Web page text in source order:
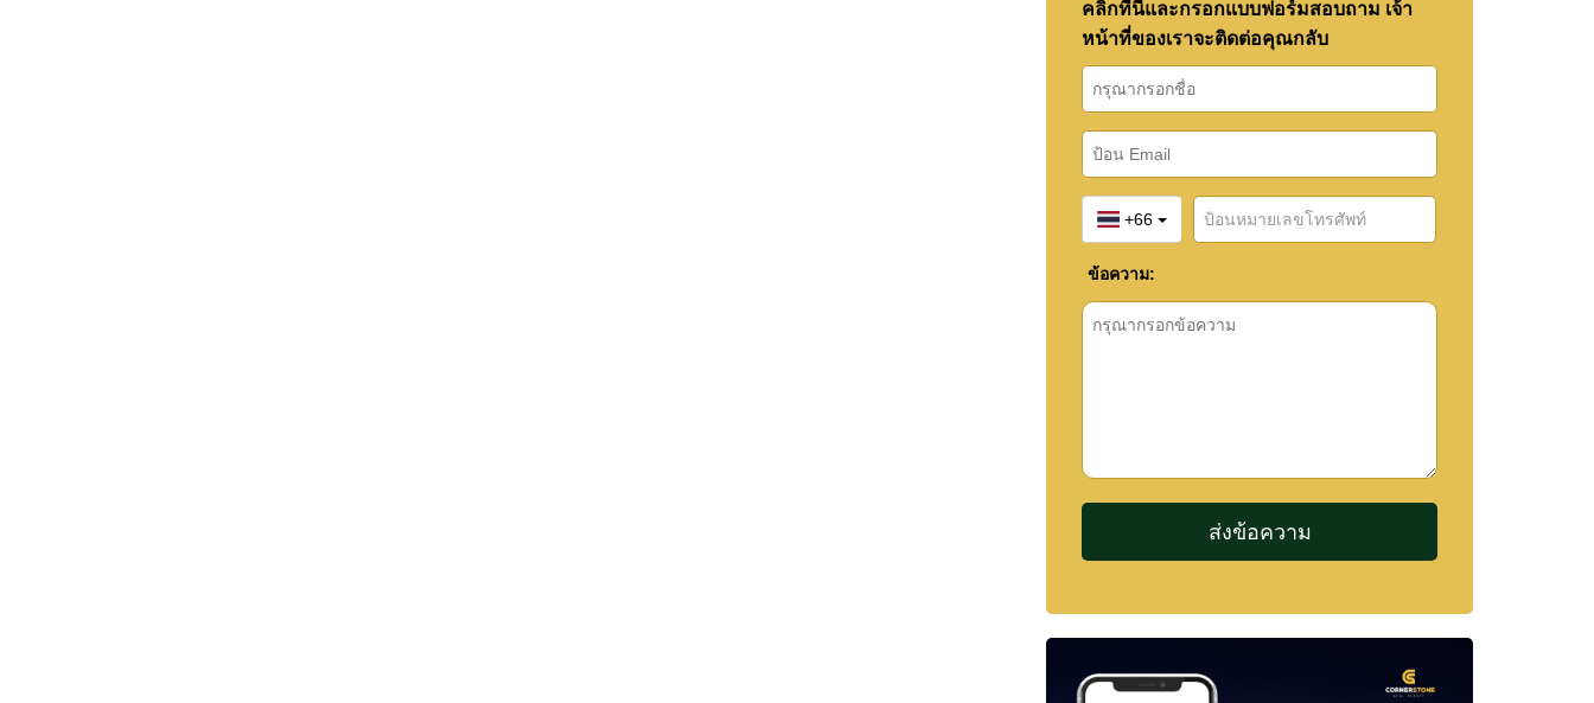
คลิกที่นี่และกรอกแบบฟอร์มสอบถาม เจ้า
หน้าที่ของเราจะติดต่อคุณกลับ
+66
ข้อความ: